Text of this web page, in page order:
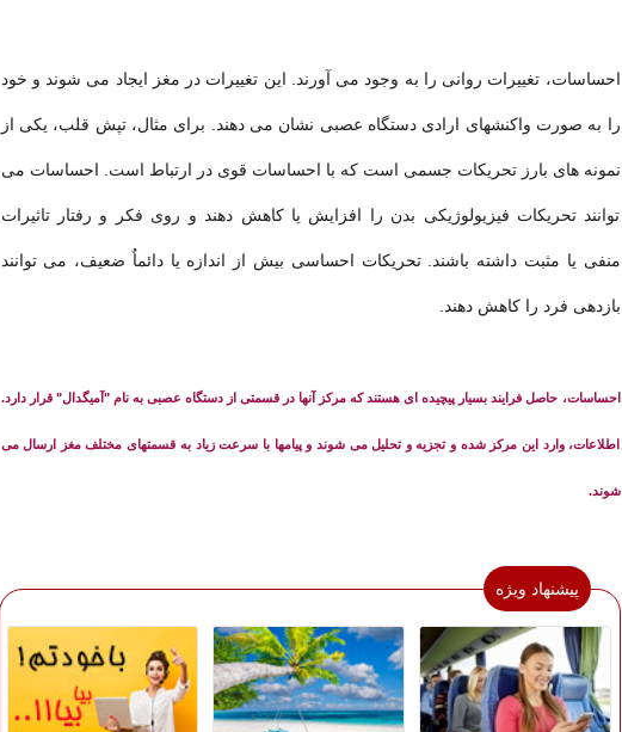
احساسات، تغییرات روانی را به وجود می آورند. این تغییرات در مغز ایجاد می شوند و خود
را به صورت واکنشهای ارادی دستگاه عصبی نشان می دهند. برای مثال، تپش قلب، یکی از
نمونه های بارز تحریکات جسمی است که با احساسات قوی در ارتباط است. احساسات می
توانند تحریکات فیزیولوژیکی بدن را افزایش یا کاهش دهند و روی فکر و رفتار تاثیرات
منفی یا مثبت داشته باشند. تحریکات احساسی بیش از اندازه یا دائماٌ ضعیف، می توانند
بازدهی فرد را کاهش دهند.
احساسات، حاصل فرایند بسیار پیچیده ای هستند که مرکز آنها در قسمتی از دستگاه عصبی به نام "آمیگدال" قرار دارد.
اطلاعات، وارد این مرکز شده و تجزیه و تحلیل می شوند و پیامها با سرعت زیاد به قسمتهای مختلف مغز ارسال می
شوند.
پیشنهاد ویژه